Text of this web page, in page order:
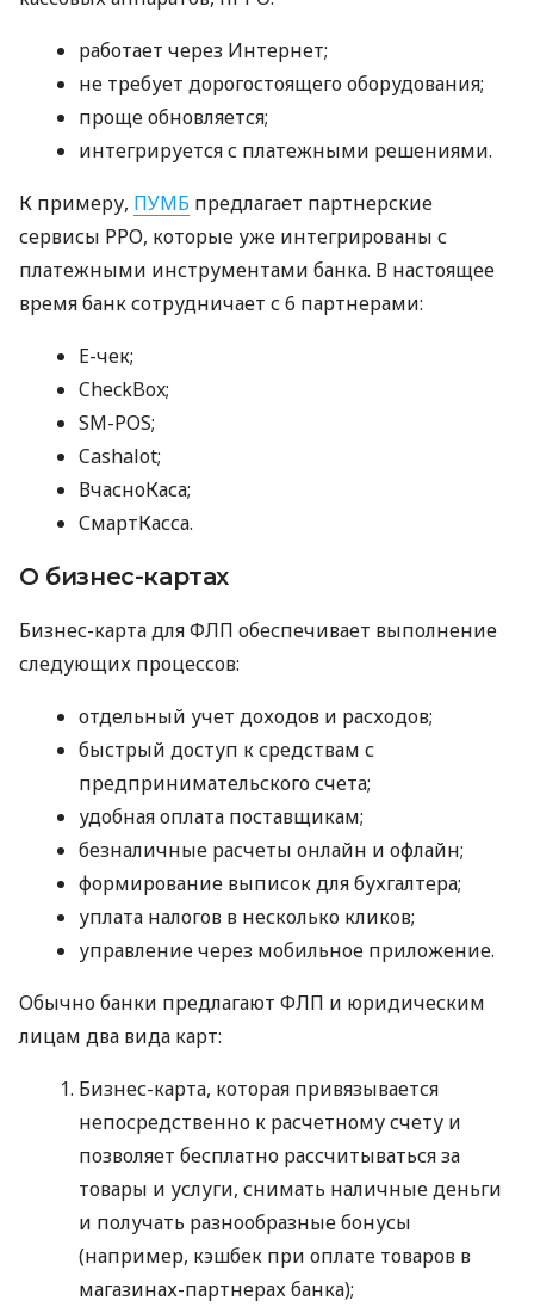
работает через Интернет;
не требует дорогостоящего оборудования;
проще обновляется;
интегрируется с платежными решениями.
К примеру, ПУМБ предлагает партнерские
сервисы РРО, которые уже интегрированы с
платежными инструментами банка. В настоящее
время банк сотрудничает с 6 партнерами:
E-чек;
CheckBox;
SM-POS;
Cashalot;
ВчасноКаса;
СмартКасса.
О бизнес-картах
Бизнес-карта для ФЛП обеспечивает выполнение
следующих процессов:
отдельный учет доходов и расходов;
быстрый доступ к средствам с
предпринимательского счета;
удобная оплата поставщикам;
безналичные расчеты онлайн и офлайн;
формирование выписок для бухгалтера;
уплата налогов в несколько кликов;
управление через мобильное приложение.
Обычно банки предлагают ФЛП и юридическим
лицам два вида карт:
Бизнес-карта, которая привязывается
непосредственно к расчетному счету и
позволяет бесплатно рассчитываться за
товары и услуги, снимать наличные деньги
и получать разнообразные бонусы
(например, кэшбек при оплате товаров в
магазинах-партнерах банка);